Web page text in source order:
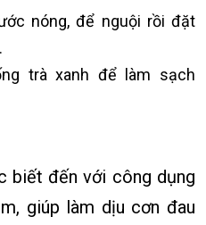
nóng, để nguội rồi đặt
trà xanh để làm sạch
biết đến với công dụng
giúp làm dịu cơn đau